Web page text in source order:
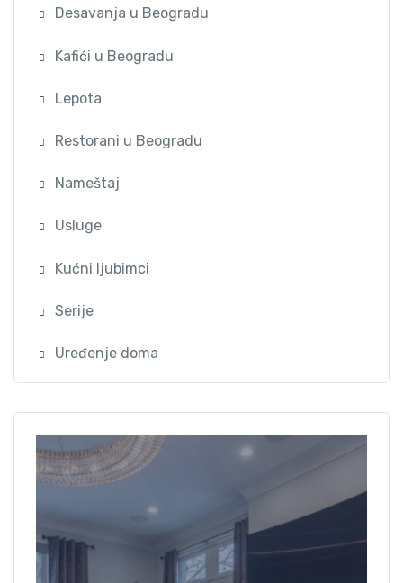
Desavanja u Beogradu
Kafići u Beogradu
Lepota
Restorani u Beogradu
Nameštaj
Usluge
Kućni ljubimci
Serije
Uređenje doma